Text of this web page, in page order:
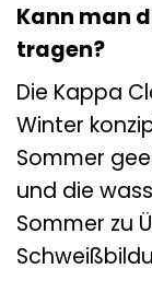
Kann man
tragen?
Die Kappa
Winter
Sommer
und die
Sommer zu